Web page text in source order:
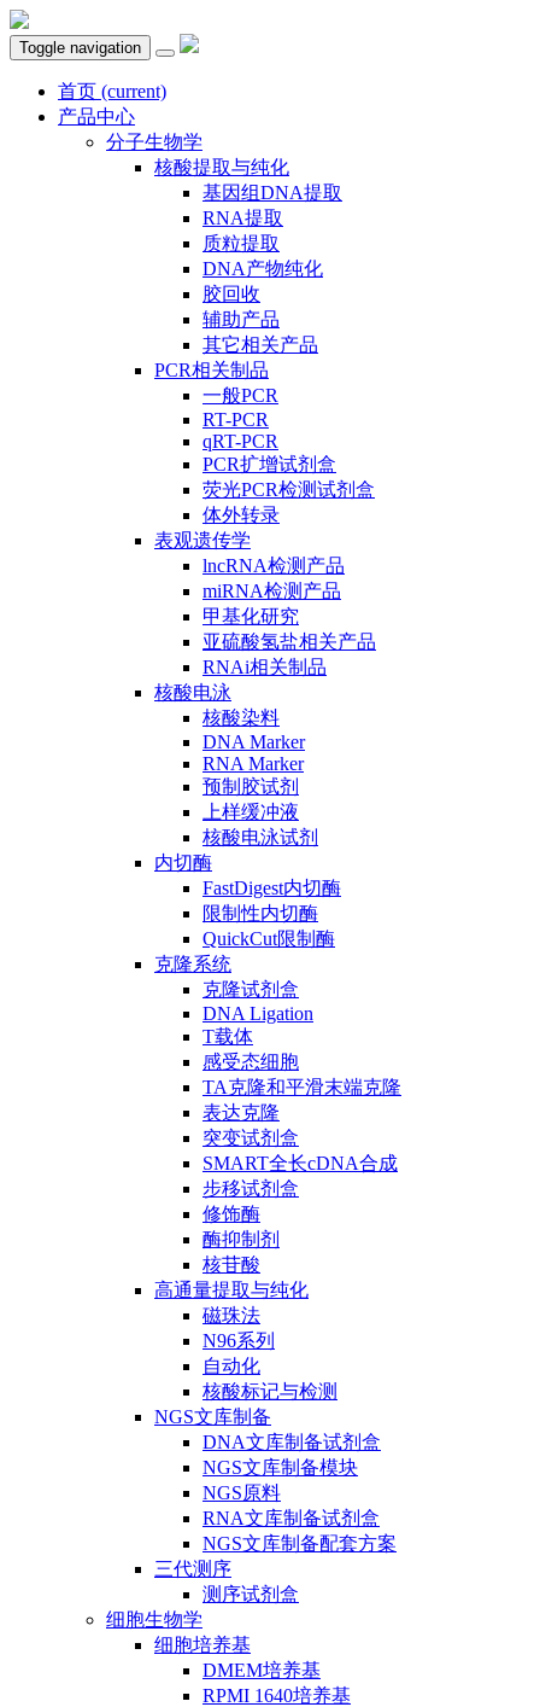
Toggle navigation
首页 (current)
产品中心
分子生物学
核酸提取与纯化
基因组DNA提取
RNA提取
质粒提取
DNA产物纯化
胶回收
辅助产品
其它相关产品
PCR相关制品
一般PCR
RT-PCR
qRT-PCR
PCR扩增试剂盒
荧光PCR检测试剂盒
体外转录
表观遗传学
lncRNA检测产品
miRNA检测产品
甲基化研究
亚硫酸氢盐相关产品
RNAi相关制品
核酸电泳
核酸染料
DNA Marker
RNA Marker
预制胶试剂
上样缓冲液
核酸电泳试剂
内切酶
FastDigest内切酶
限制性内切酶
QuickCut限制酶
克隆系统
克隆试剂盒
DNA Ligation
T载体
感受态细胞
TA克隆和平滑末端克隆
表达克隆
突变试剂盒
SMART全长cDNA合成
步移试剂盒
修饰酶
酶抑制剂
核苷酸
高通量提取与纯化
磁珠法
N96系列
自动化
核酸标记与检测
NGS文库制备
DNA文库制备试剂盒
NGS文库制备模块
NGS原料
RNA文库制备试剂盒
NGS文库制备配套方案
三代测序
测序试剂盒
细胞生物学
细胞培养基
DMEM培养基
RPMI 1640培养基